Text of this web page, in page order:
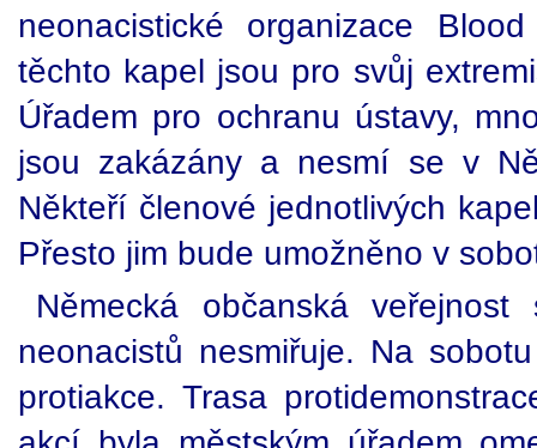
neonacistické organizace
těchto kapel jsou pro svůj
Úřadem pro ochranu ústavy,
jsou zakázány a nesmí se v
Někteří členové jednotlivých
Přesto jim bude umožněno v
Německá občanská
neonacistů nesmiřuje. Na
protiakce. Trasa